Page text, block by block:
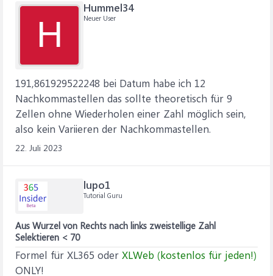
H
Hummel34
Neuer User
191,861929522248 bei Datum habe ich 12
Nachkommastellen das sollte theoretisch für 9
Zellen ohne Wiederholen einer Zahl möglich sein,
also kein Variieren der Nachkommastellen.
22. Juli 2023
lupo1
Tutorial Guru
Aus Wurzel von Rechts nach links zweistellige Zahl
Selektieren < 70
Formel für XL365 oder XLWeb (kostenlos für jeden!)
ONLY!